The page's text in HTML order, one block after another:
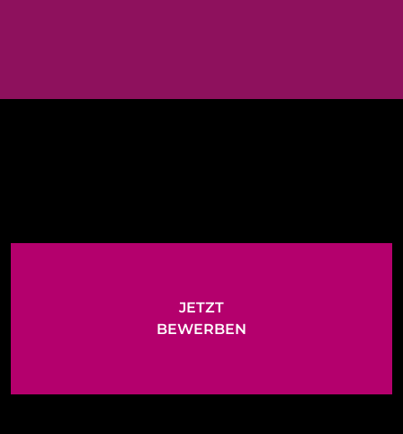
JETZT
BEWERBEN